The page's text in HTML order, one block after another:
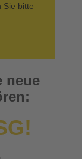
Sie bitte
neue